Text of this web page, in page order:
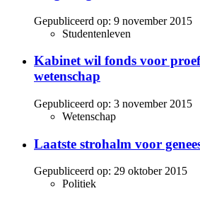
Gepubliceerd op: 9 november 2015
Studentenleven
Kabinet wil fonds voor
wetenschap
Gepubliceerd op: 3 november 2015
Wetenschap
Laatste strohalm voor
Gepubliceerd op: 29 oktober 2015
Politiek